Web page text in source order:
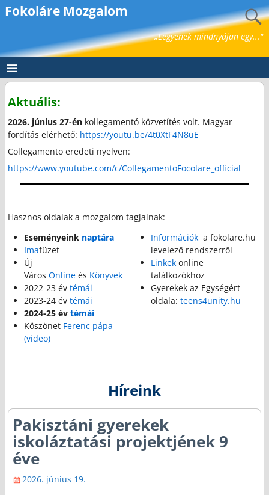
Fokoláre Mozgalom
„Legyenek mindnyájan egy..."
Aktuális:
2026. június 27-én kollegamentó közvetítés volt. Magyar
fordítás elérhető: https://youtu.be/4t0XtF4N8uE
Collegamento eredeti nyelven:
https://www.youtube.com/c/CollegamentoFocolare_official
Hasznos oldalak a mozgalom tagjainak:
Eseményeink naptára
Imafüzet
Új
VárosOnline és Könyvek
2022-23 évtémái
2023-24 évtémái
2024-25 évtémái
Köszönet Ferenc pápa
(video)
Információk a fokolare.hu
levelező rendszerről
Linkekonline
találkozókhoz
Gyerekek az Egységért
oldala:teens4unity.hu
Híreink
Pakisztáni gyerekek
iskoláztatási projektjének 9
éve
2026. június 19.